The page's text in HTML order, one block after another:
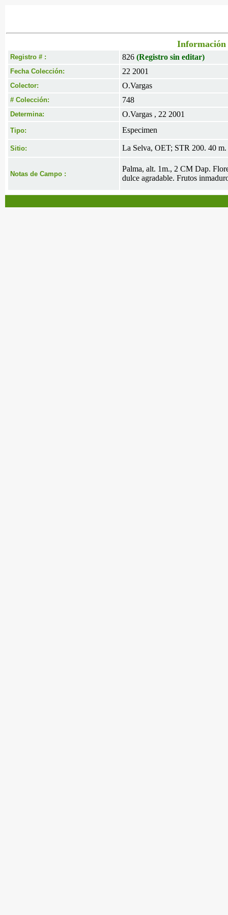
Información
Registro # : 826 (Registro sin editar)
Fecha Colección: 22 2001
Colector: O.Vargas
# Colección: 748
Determina: O.Vargas , 22 2001
Tipo: Especimen
Sitio: La Selva, OET; STR 200. 40 m.
Notas de Campo :
Palma, alt. 1m., 2 CM Dap.
dulce agradable. Frutos